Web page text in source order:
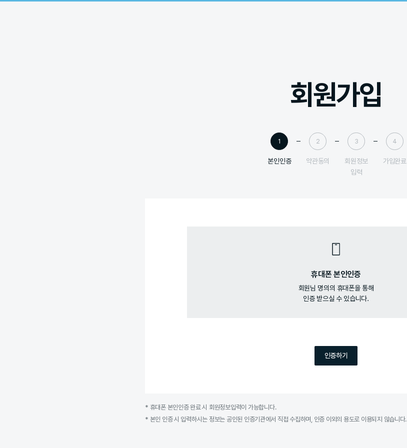
회원가입
1
본인인증
2
약관동의
3
회원정보
입력
4
가입완료
휴대폰 본인인증
회원님 명의의 휴대폰을 통해
인증 받으실 수 있습니다.
인증하기
* 휴대폰 본인인증 완료 시 회원정보입력이 가능합니다.
* 본인 인증 시 입력하시는 정보는 공인된 인증기관에서 직접 수집하며, 인증 이외의 용도로 이용되지 않습니다.